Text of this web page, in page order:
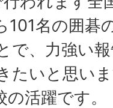
101名の囲碁
で、力強い
たいと思い
活躍です。